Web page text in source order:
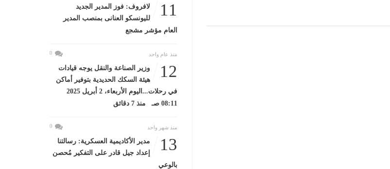
11
لافروف: فوز المدير الجديد
لليونسكو العنانى بمنصب المدير
العام مؤشر مشجع
منذ عام واحد 0
12
وزير الصناعة والنقل يوجه قيادات
هيئة السكك الحديدية بتوفير أماكن
في رحلات...اليوم الأربعاء، 2 أبريل 2025
08:11 صـ منذ 7 دقائق
منذ شهر واحد 0
13
مدير الأكاديمية العسكرية: رسالتنا
إعداد جيل قادر على التفكير مُحصن
بالوعي